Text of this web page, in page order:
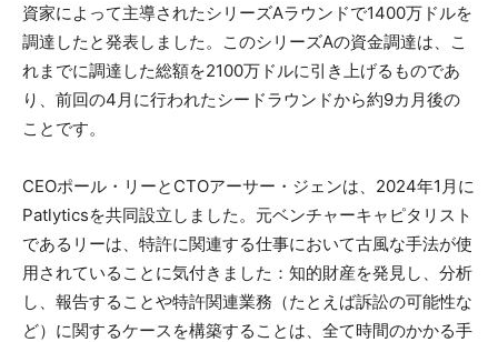
資家によって主導されたシリーズAラウンドで1400万ドルを
調達したと発表しました。このシリーズAの資金調達は、こ
れまでに調達した総額を2100万ドルに引き上げるものであ
り、前回の4月に行われたシードラウンドから約9カ月後の
ことです。
CEOポール・リーとCTOアーサー・ジェンは、2024年1月に
Patlyticsを共同設立しました。元ベンチャーキャピタリスト
であるリーは、特許に関連する仕事において古風な手法が使
用されていることに気付きました：知的財産を発見し、分析
し、報告することや特許関連業務（たとえば訴訟の可能性な
ど）に関するケースを構築することは、全て時間のかかる手